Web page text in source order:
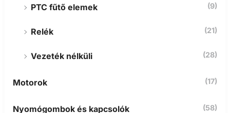
PTC fűtő elemek (9)
Relék (21)
Vezeték nélküli (28)
Motorok (17)
Nyomógombok és kapcsolók (58)